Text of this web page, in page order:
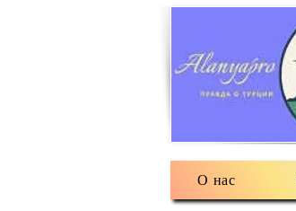
О нас